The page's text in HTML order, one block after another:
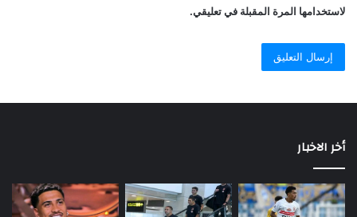
لاستخدامها المرة المقبلة في تعليقي.
أخر الاخبار